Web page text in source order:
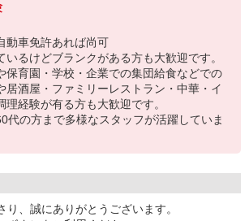
動車免許あれば尚可
いるけどブランクがある方も大歓迎です。
保育園・学校・企業での集団給食などでの
居酒屋・ファミリーレストラン・中華・イ
理経験が有る方も大歓迎です。
代の方まで多様なスタッフが活躍していま
り、誠にありがとうございます。